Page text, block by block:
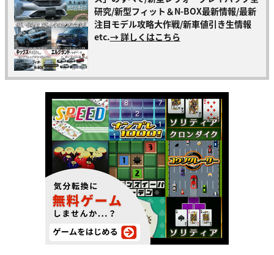
研究/新型フィット＆N-BOX最新情報/最新
注目モデル攻略大作戦/新車値引き生情報
etc.→ 詳しくはこちら